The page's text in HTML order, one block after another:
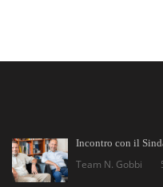
Incontro con il
Team N. Gobbi